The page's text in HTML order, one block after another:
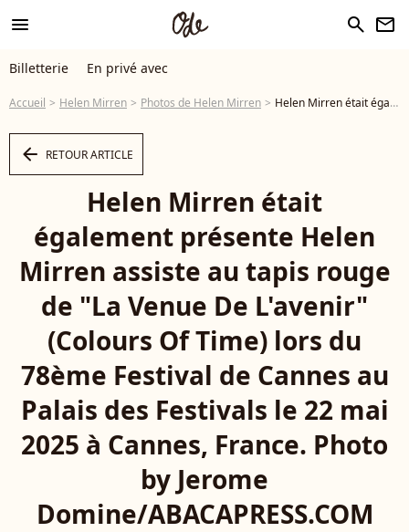
menu search newsletter
Billetterie En privé avec
Accueil Helen Mirren Photos de Helen Mirren Helen Mirren était également présente Helen Mirren assiste au tapis rouge de "La Venue De L'avenir" (Colours Of Time) lors du 78ème Festival de Cannes au Palais des Festivals le 22 mai 2025 à Cannes, France. Photo by Jerome Domine/ABACAPRESS.COM - Photo
arrow_left RETOUR ARTICLE
Helen Mirren était
également présente Helen
Mirren assiste au tapis rouge
de "La Venue De L'avenir"
(Colours Of Time) lors du
78ème Festival de Cannes au
Palais des Festivals le 22 mai
2025 à Cannes, France. Photo
by Jerome
Domine/ABACAPRESS.COM